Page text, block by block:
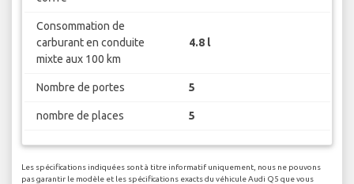
Consommation de
carburant en conduite
mixte aux 100 km
4.8 l
Nombre de portes 5
nombre de places 5
Les spécifications indiquées sont à titre informatif uniquement, nous ne pouvons
pas garantir le modèle et les spécifications exacts du véhicule Audi Q5 que vous